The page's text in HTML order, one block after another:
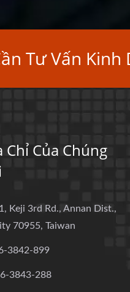
Tư Vấn Kinh
Chỉ Của Chúng
Keji 3rd Rd., Annan Dist.,
70955, Taiwan
3842-899
3843-288